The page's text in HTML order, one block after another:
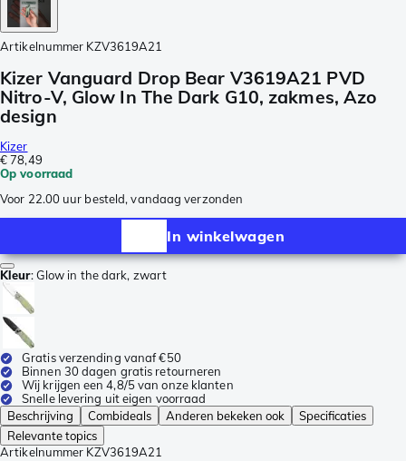
Artikelnummer KZV3619A21
Kizer Vanguard Drop Bear V3619A21 PVD
Nitro-V, Glow In The Dark G10, zakmes, Azo
design
Kizer
€ 78,49
Op voorraad
Voor 22.00 uur besteld, vandaag verzonden
In winkelwagen
Kleur:Glow in the dark, zwart
Gratis verzending vanaf €50
Binnen 30 dagen gratis retourneren
Wij krijgen een 4,8/5 van onze klanten
Snelle levering uit eigen voorraad
Beschrijving
Combideals Anderen bekeken ook
Specificaties
Relevante topics
Artikelnummer KZV3619A21